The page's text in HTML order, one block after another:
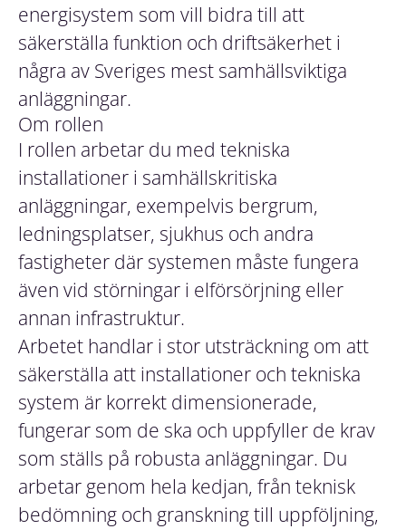
energisystem som vill bidra till att
säkerställa funktion och driftsäkerhet i
några av Sveriges mest samhällsviktiga
anläggningar.
Om rollen
I rollen arbetar du med tekniska
installationer i samhällskritiska
anläggningar, exempelvis bergrum,
ledningsplatser, sjukhus och andra
fastigheter där systemen måste fungera
även vid störningar i elförsörjning eller
annan infrastruktur.
Arbetet handlar i stor utsträckning om att
säkerställa att installationer och tekniska
system är korrekt dimensionerade,
fungerar som de ska och uppfyller de krav
som ställs på robusta anläggningar. Du
arbetar genom hela kedjan, från teknisk
bedömning och granskning till uppföljning,